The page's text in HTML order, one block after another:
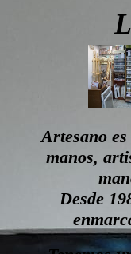
Artesano
manos,
Desde